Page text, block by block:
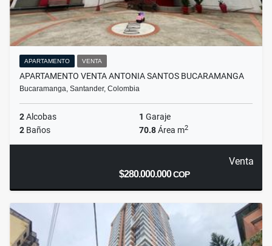
APARTAMENTO VENTA
APARTAMENTO VENTA ANTONIA SANTOS BUCARAMANGA
Bucaramanga, Santander, Colombia
2Alcobas 1 Garaje
2 Baños 70.8Área m2
Venta
$280.000.000COP